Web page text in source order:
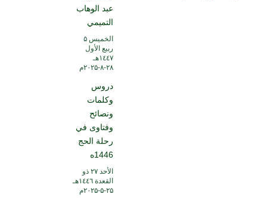
عبد الوهاب
التميمي
الخميس ۵
ربيع الأول
۱٤٤۷هـ
۲۸-۸-۲۰۲۵م
دروس
وكلمات
ونصائح
وفتاوى في
رحلة الحج
1446ه
الأحد ۲۷ ذو
القعدة ۱٤٤٦هـ
۲۵-۵-۲۰۲۵م